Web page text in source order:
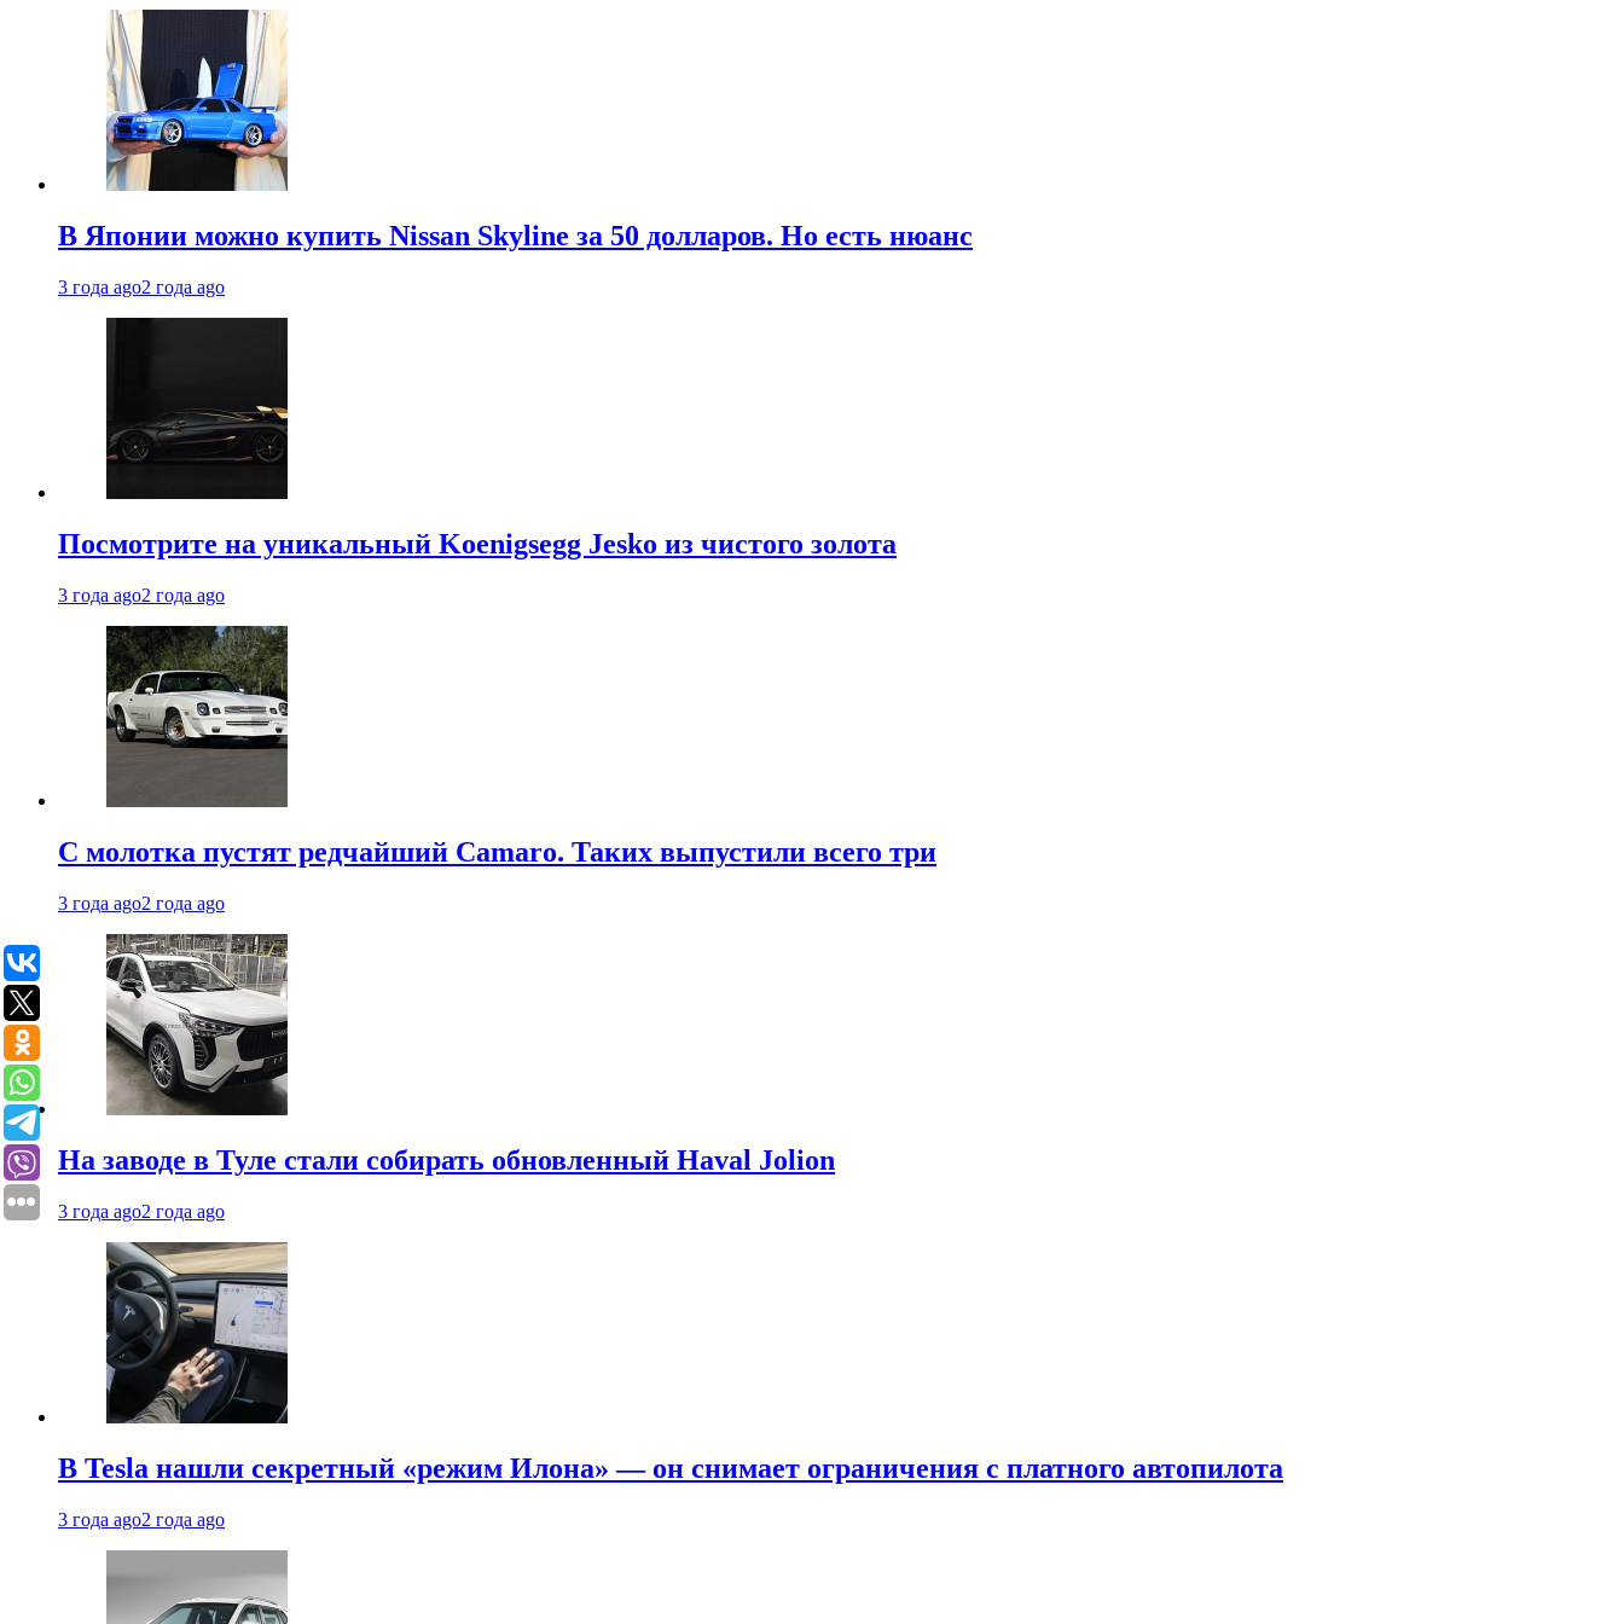
В Японии можно купить Nissan Skyline за 50 долларов. Но есть нюанс
3 года ago2 года ago
Посмотрите на уникальный Koenigsegg Jesko из чистого золота
3 года ago2 года ago
С молотка пустят редчайший Camaro. Таких выпустили всего три
3 года ago2 года ago
На заводе в Туле стали собирать обновленный Haval Jolion
3 года ago2 года ago
В Tesla нашли секретный «режим Илона» — он снимает ограничения с платного автопилота
3 года ago2 года ago